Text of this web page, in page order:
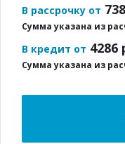
В рассрочку от
Сумма указана из
В кредит от 4286
Сумма указана из